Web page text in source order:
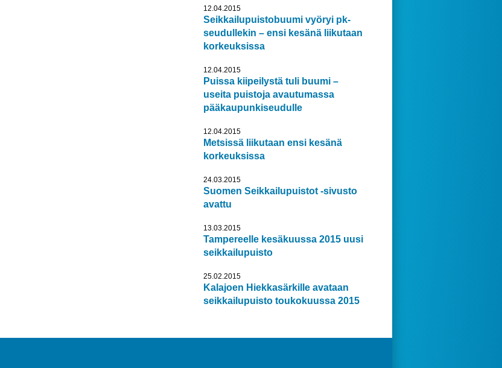
12.04.2015
Seikkailupuistobuumi vyöryi pk-
seudullekin – ensi kesänä liikutaan
korkeuksissa
12.04.2015
Puissa kiipeilystä tuli buumi –
useita puistoja avautumassa
pääkaupunkiseudulle
12.04.2015
Metsissä liikutaan ensi kesänä
korkeuksissa
24.03.2015
Suomen Seikkailupuistot -sivusto
avattu
13.03.2015
Tampereelle kesäkuussa 2015 uusi
seikkailupuisto
25.02.2015
Kalajoen Hiek­ka­sär­kil­le avataan
seik­kai­lu­puis­to toukokuussa 2015